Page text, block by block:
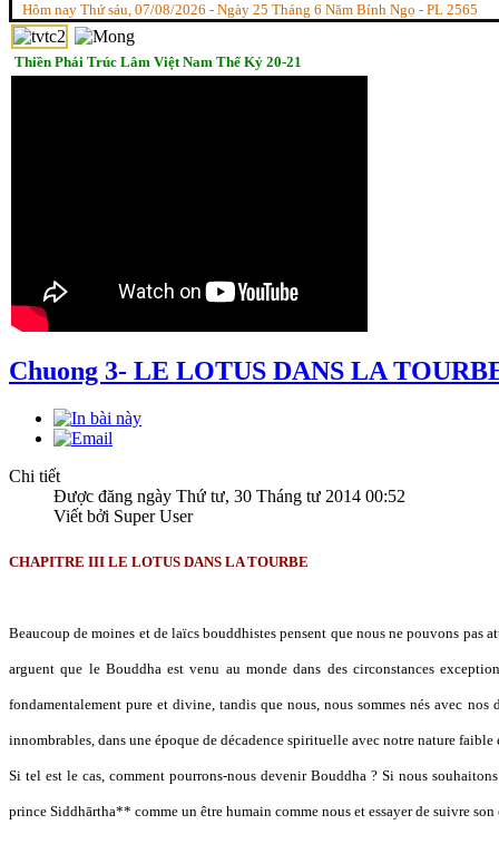
Hôm nay Thứ sáu, 07/08/2026 - Ngày 25 Tháng 6 Năm Bính Ngọ - PL 2565
Thiền Phái Trúc Lâm Việt Nam Thế Kỷ 20-21
Chuong 3- LE LOTUS DANS LA
Chi tiết
Được đăng ngày Thứ tư, 30 Tháng tư 2014 00:52
Viết bởi Super User
CHAPITRE III LE LOTUS DANS LA TOURBE
Beaucoup de moines et de laïcs bouddhistes pensent que nous ne pouvons pas
arguent que le Bouddha est venu au monde dans des circonstances
fondamentalement pure et divine, tandis que nous, nous sommes nés avec nos
innombrables, dans une époque de décadence spirituelle avec notre nature
Si tel est le cas, comment pourrons-nous devenir Bouddha ? Si nous
prince Siddhārtha** comme un être humain comme nous et essayer de suivre son